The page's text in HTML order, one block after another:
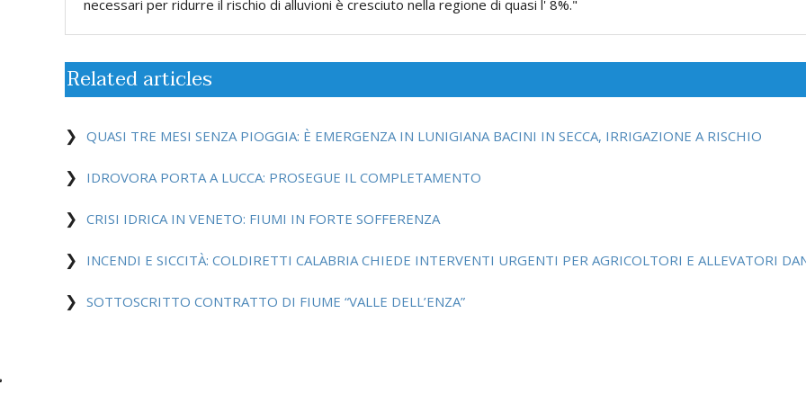
necessari per ridurre il rischio di alluvioni è cresciuto nella regione di quasi l' 8%."
Related articles
QUASI TRE MESI SENZA PIOGGIA: È EMERGENZA IN LUNIGIANA BACINI IN SECCA, IRRIGAZIONE A RISCHIO
IDROVORA PORTA A LUCCA: PROSEGUE IL COMPLETAMENTO
CRISI IDRICA IN VENETO: FIUMI IN FORTE SOFFERENZA
INCENDI E SICCITÀ: COLDIRETTI CALABRIA CHIEDE INTERVENTI URGENTI PER AGRICOLTORI E ALLEVATORI
SOTTOSCRITTO CONTRATTO DI FIUME “VALLE DELL’ENZA”